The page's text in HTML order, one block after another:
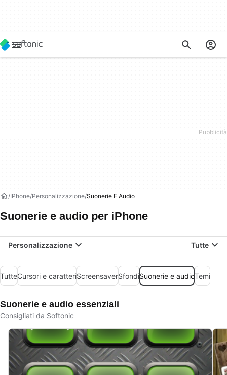
IPhone Personalizzazione Suonerie E Audio
Suonerie e audio per iPhone
Personalizzazione Tutte
TutteCursori e caratteriScreensaverSfondiSuonerie e audioTemi
Suonerie e audio essenziali
Consigliati da Softonic